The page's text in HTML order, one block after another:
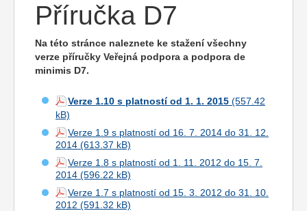
Příručka D7
Na této stránce naleznete ke stažení všechny
verze příručky Veřejná podpora a podpora de
minimis D7.
Verze 1.10 s platností od 1. 1. 2015
Verze 1.9 s platností od 16. 7. 2014 do 31. 12.
2014
Verze 1.8 s platností od 1. 11. 2012 do 15. 7.
2014
Verze 1.7 s platností od 15. 3. 2012 do 31. 10.
2012